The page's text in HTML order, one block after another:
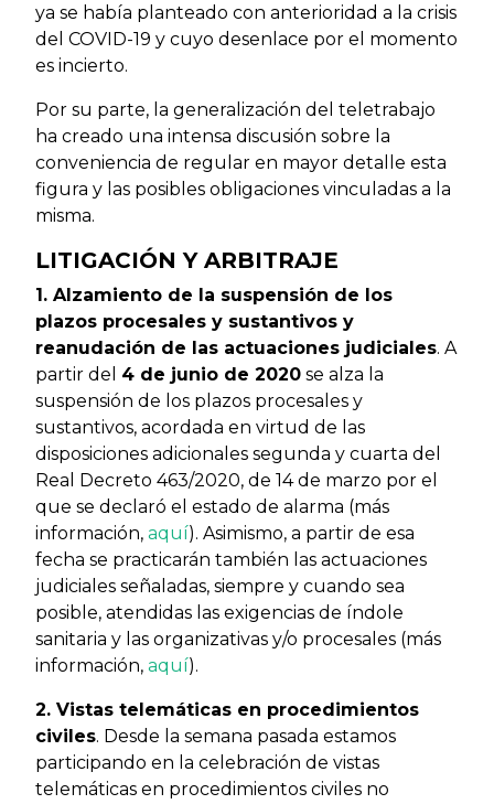
ya se había planteado con anterioridad a la crisis
del COVID-19 y cuyo desenlace por el momento
es incierto.
Por su parte, la generalización del teletrabajo
ha creado una intensa discusión sobre la
conveniencia de regular en mayor detalle esta
figura y las posibles obligaciones vinculadas a la
misma.
LITIGACIÓN Y ARBITRAJE
1. Alzamiento de la suspensión de los
plazos procesales y sustantivos y
reanudación de las actuaciones judiciales. A
partir del 4 de junio de 2020 se alza la
suspensión de los plazos procesales y
sustantivos, acordada en virtud de las
disposiciones adicionales segunda y cuarta del
Real Decreto 463/2020, de 14 de marzo por el
que se declaró el estado de alarma (más
información, aquí). Asimismo, a partir de esa
fecha se practicarán también las actuaciones
judiciales señaladas, siempre y cuando sea
posible, atendidas las exigencias de índole
sanitaria y las organizativas y/o procesales (más
información, aquí).
2. Vistas telemáticas en procedimientos
civiles. Desde la semana pasada estamos
participando en la celebración de vistas
telemáticas en procedimientos civiles no